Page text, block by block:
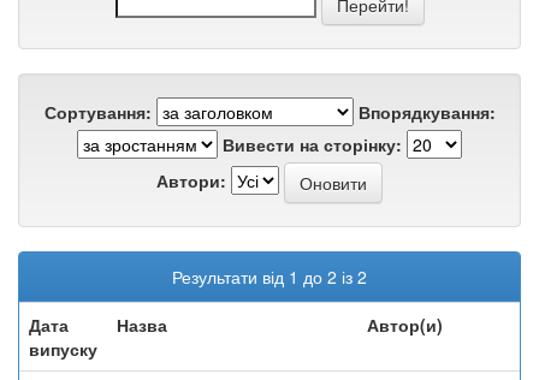
Сортування:
Впорядкування:
Вивести на сторінку:
Автори:
Результати від 1 до 2 із 2
Дата
випуску
Назва Автор(и)